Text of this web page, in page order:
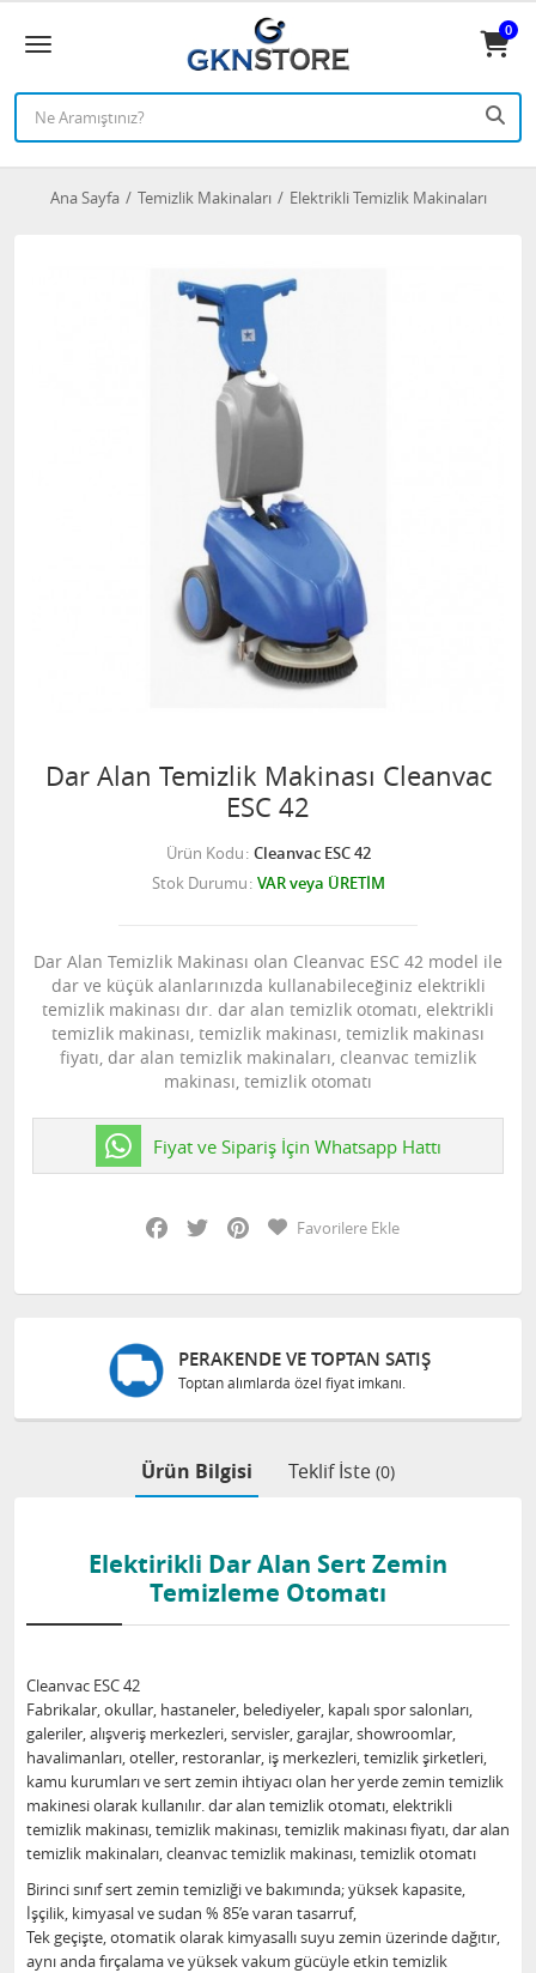
0
Ana Sayfa Temizlik Makinaları Elektrikli Temizlik Makinaları
Dar Alan Temizlik Makinası Cleanvac
ESC 42
Ürün Kodu Cleanvac ESC 42
Stok Durumu VAR veya ÜRETİM
Dar Alan Temizlik Makinası olan Cleanvac ESC 42 model ile
dar ve küçük alanlarınızda kullanabileceğiniz elektrikli
temizlik makinası dır. dar alan temizlik otomatı, elektrikli
temizlik makinası, temizlik makinası, temizlik makinası
fiyatı, dar alan temizlik makinaları, cleanvac temizlik
makinası, temizlik otomatı
Fiyat ve Sipariş İçin Whatsapp Hattı
Facebook
Twitter PinterestFavorilere Ekle
PERAKENDE VE TOPTAN SATIŞ
Toptan alımlarda özel fiyat imkanı.
Ürün Bilgisi Teklif İste (0)
Elektirikli Dar Alan Sert Zemin
Temizleme Otomatı
Cleanvac ESC 42
Fabrikalar, okullar, hastaneler, belediyeler, kapalı spor salonları,
galeriler, alışveriş merkezleri, servisler, garajlar, showroomlar,
havalimanları, oteller, restoranlar, iş merkezleri, temizlik şirketleri,
kamu kurumları ve sert zemin ihtiyacı olan her yerde zemin temizlik
makinesi olarak kullanılır. dar alan temizlik otomatı, elektrikli
temizlik makinası, temizlik makinası, temizlik makinası fiyatı, dar alan
temizlik makinaları, cleanvac temizlik makinası, temizlik otomatı
Birinci sınıf sert zemin temizliği ve bakımında; yüksek kapasite,
İşçilik, kimyasal ve sudan % 85’e varan tasarruf,
Tek geçişte, otomatik olarak kimyasallı suyu zemin üzerinde dağıtır,
aynı anda fırçalama ve yüksek vakum gücüyle etkin temizlik